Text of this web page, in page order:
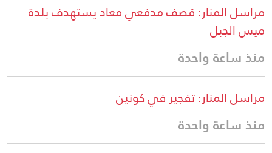
مراسل المنار: قصف مدفعي معاد يستهدف بلدة
ميس الجبل
منذ ساعة واحدة
مراسل المنار: تفجير في كونين
منذ ساعة واحدة